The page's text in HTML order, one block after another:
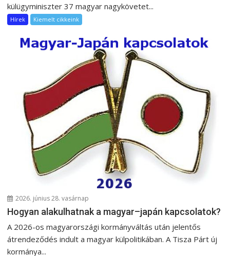
külügyminiszter 37 magyar nagykövetet...
Hírek Kiemelt cikkeink
2026. június 28. vasárnap
Hogyan alakulhatnak a magyar–japán kapcsolatok?
A 2026-os magyarországi kormányváltás után jelentős
átrendeződés indult a magyar külpolitikában. A Tisza Párt új
kormánya...